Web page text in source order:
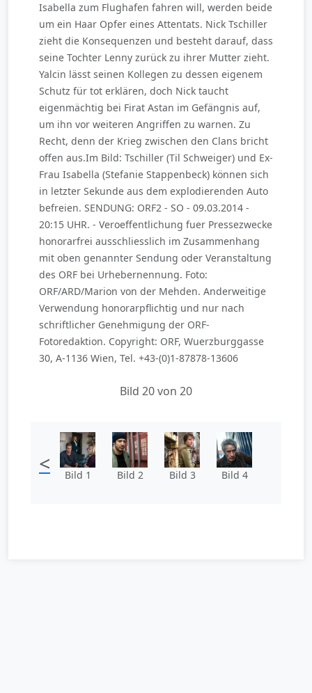
Isabella zum Flughafen fahren will, werden beide
um ein Haar Opfer eines Attentats. Nick Tschiller
zieht die Konsequenzen und besteht darauf, dass
seine Tochter Lenny zurück zu ihrer Mutter zieht.
Yalcin lässt seinen Kollegen zu dessen eigenem
Schutz für tot erklären, doch Nick taucht
eigenmächtig bei Firat Astan im Gefängnis auf,
um ihn vor weiteren Angriffen zu warnen. Zu
Recht, denn der Krieg zwischen den Clans bricht
offen aus.Im Bild: Tschiller (Til Schweiger) und Ex-
Frau Isabella (Stefanie Stappenbeck) können sich
in letzter Sekunde aus dem explodierenden Auto
befreien. SENDUNG: ORF2 - SO - 09.03.2014 -
20:15 UHR. - Veroeffentlichung fuer Pressezwecke
honorarfrei ausschliesslich im Zusammenhang
mit oben genannter Sendung oder Veranstaltung
des ORF bei Urhebernennung. Foto:
ORF/ARD/Marion von der Mehden. Anderweitige
Verwendung honorarpflichtig und nur nach
schriftlicher Genehmigung der ORF-
Fotoredaktion. Copyright: ORF, Wuerzburggasse
30, A-1136 Wien, Tel. +43-(0)1-87878-13606
Bild 20 von 20
< Bild 1 Bild 2 Bild 3 Bild 4